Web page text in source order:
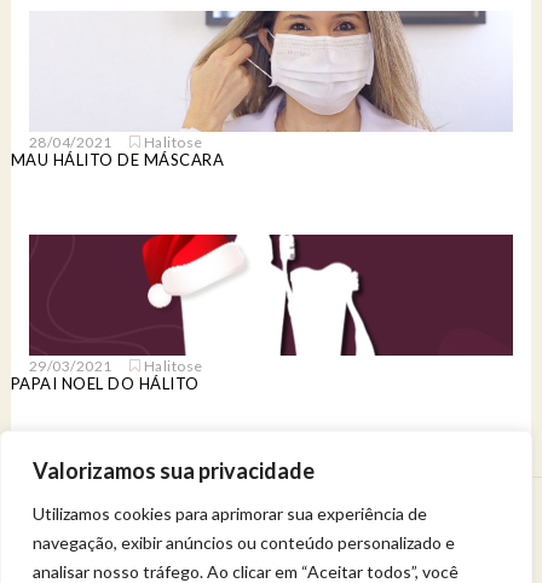
Valorizamos sua privacidade
Utilizamos cookies para aprimorar sua experiência de
navegação, exibir anúncios ou conteúdo personalizado e
analisar nosso tráfego. Ao clicar em “Aceitar todos”, você
28/04/2021 Halitose
MAU HÁLITO DE MÁSCARA
29/03/2021 Halitose
PAPAI NOEL DO HÁLITO
Venha viver uma experiência de bem-estar.
Entregue a sua saúde a uma profissional qualificada.
Política de privacidade